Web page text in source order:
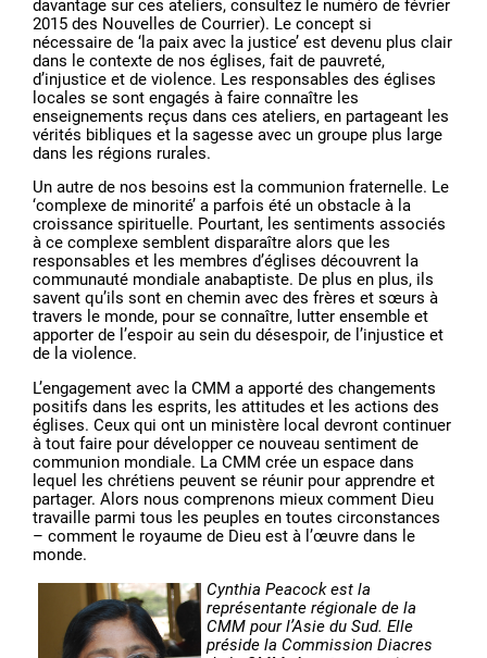
davantage sur ces ateliers, consultez le numéro de février
2015 des Nouvelles de Courrier). Le concept si
nécessaire de ‘la paix avec la justice’ est devenu plus clair
dans le contexte de nos églises, fait de pauvreté,
d’injustice et de violence. Les responsables des églises
locales se sont engagés à faire connaître les
enseignements reçus dans ces ateliers, en partageant les
vérités bibliques et la sagesse avec un groupe plus large
dans les régions rurales.
Un autre de nos besoins est la communion fraternelle. Le
‘complexe de minorité’ a parfois été un obstacle à la
croissance spirituelle. Pourtant, les sentiments associés
à ce complexe semblent disparaître alors que les
responsables et les membres d’églises découvrent la
communauté mondiale anabaptiste. De plus en plus, ils
savent qu’ils sont en chemin avec des frères et sœurs à
travers le monde, pour se connaître, lutter ensemble et
apporter de l’espoir au sein du désespoir, de l’injustice et
de la violence.
L’engagement avec la CMM a apporté des changements
positifs dans les esprits, les attitudes et les actions des
églises. Ceux qui ont un ministère local devront continuer
à tout faire pour développer ce nouveau sentiment de
communion mondiale. La CMM crée un espace dans
lequel les chrétiens peuvent se réunir pour apprendre et
partager. Alors nous comprenons mieux comment Dieu
travaille parmi tous les peuples en toutes circonstances
– comment le royaume de Dieu est à l’œuvre dans le
monde.
Cynthia Peacock est la
représentante régionale de la
CMM pour l’Asie du Sud. Elle
préside la Commission Diacres